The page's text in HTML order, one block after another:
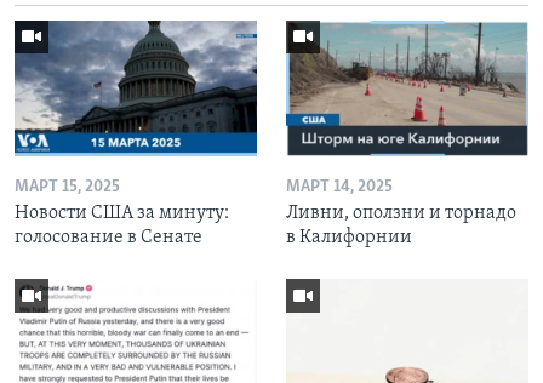
МАРТ 15, 2025
Новости США за минуту:
голосование в Сенате
МАРТ 14, 2025
Ливни, оползни и торнадо
в Калифорнии